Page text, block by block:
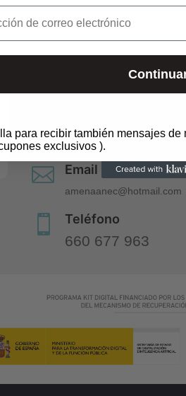
Av. del Canal Olímpic, 24,
 Email
amenaanec@hotmail.com
 Teléfono
660 677 963
para recibir también mensajes
exclusivos ).